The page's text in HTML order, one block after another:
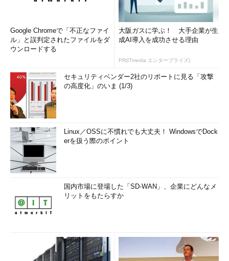
Google Chromeで「不正なファイ
ル」と誤判定されたファイルをダ
ウンロードする
大阪ガスに学ぶ！ 大手企業が生
成AI導入を成功させる理由
PR(ITmedia エンタープライズ)
セキュリティベンダー2社のリポートに見る「攻撃
の高度化」のいま (1/3)
Linux／OSSに不慣れでも大丈夫！ WindowsでDock
erを扱う際のポイント
国内市場に登場した「SD-WAN」、企業にどんなメ
リットをもたらすか